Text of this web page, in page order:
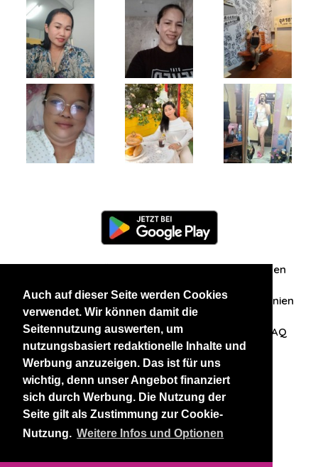
Auch auf dieser Seite werden Cookies
verwendet. Wir können damit die
Seitennutzung auswerten, um
nutzungsbasiert redaktionelle Inhalte und
Werbung anzuzeigen. Das ist für uns
wichtig, denn unser Angebot finanziert
sich durch Werbung. Die Nutzung der
Seite gilt als Zustimmung zur Cookie-
Nutzung. Weitere Infos und Optionen
Zuschriften/Erfahrungen
Datenschutzerklärung AGB Datenschutzrichtlinien
Nehmen Sie Kontakt mit uns auf FAQ
Unsere anderen Websites
BlackAndBeauties RussianKisses